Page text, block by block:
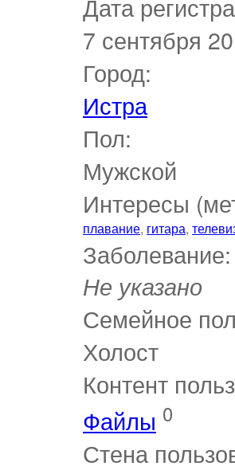
Дата
7 сентября
Город:
Истра
Пол:
Мужской
Интересы
плавание, гитара,
Заболевание:
Не указано
Семейное
Холост
Контент
Файлы 0
Стена